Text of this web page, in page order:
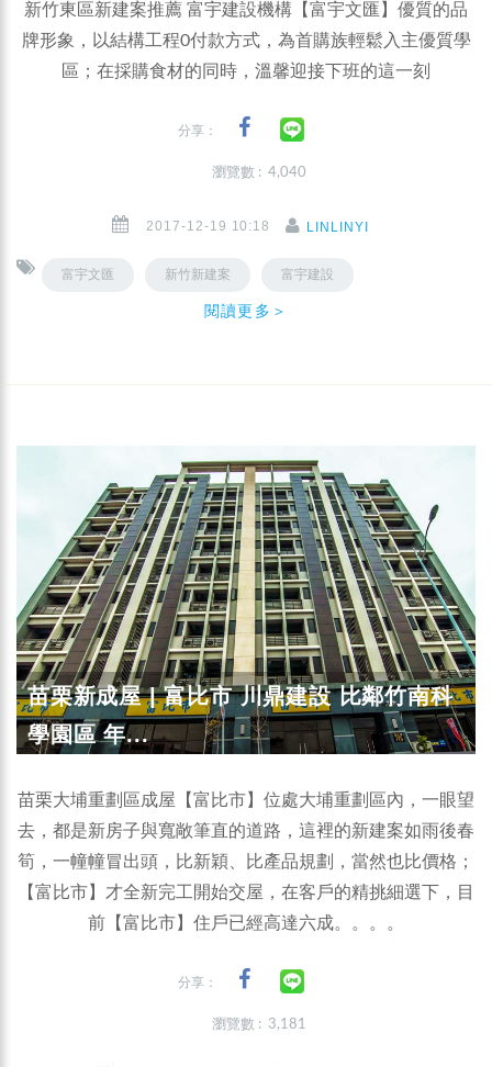
新竹東區新建案推薦 富宇建設機構【富宇文匯】優質的品
牌形象，以結構工程0付款方式，為首購族輕鬆入主優質學
區；在採購食材的同時，溫馨迎接下班的這一刻
分享：
瀏覽數 : 4,040
2017-12-19 10:18 LINLINYI
富宇文匯 新竹新建案 富宇建設
閱讀更多＞
苗栗新成屋 | 富比市 川鼎建設 比鄰竹南科
學園區 年...
苗栗大埔重劃區成屋【富比市】位處大埔重劃區內，一眼望
去，都是新房子與寬敞筆直的道路，這裡的新建案如雨後春
筍，一幢幢冒出頭，比新穎、比產品規劃，當然也比價格；
【富比市】才全新完工開始交屋，在客戶的精挑細選下，目
前【富比市】住戶已經高達六成。。。。
分享：
瀏覽數 : 3,181